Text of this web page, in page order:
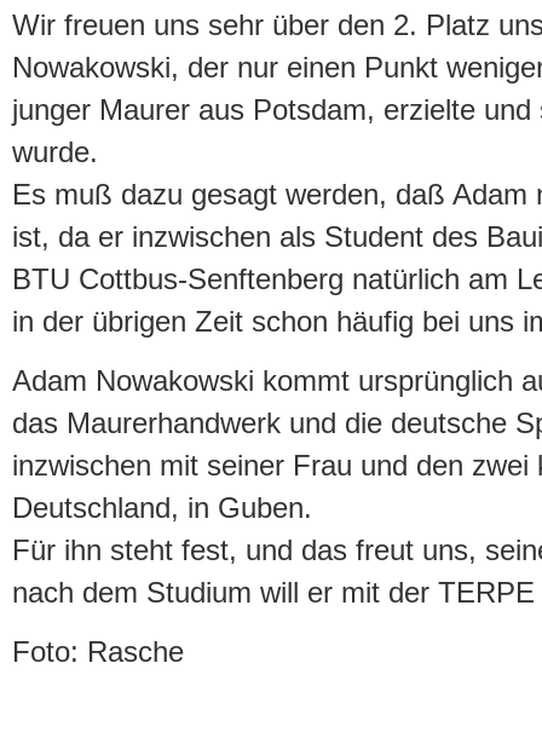
Wir freuen uns sehr über den 2. Platz
Nowakowski, der nur einen Punkt
junger Maurer aus Potsdam, erzielte
wurde.
Es muß dazu gesagt werden, daß Adam
ist, da er inzwischen als Student des
BTU Cottbus-Senftenberg natürlich am
in der übrigen Zeit schon häufig bei uns
Adam Nowakowski kommt ursprünglich
das Maurerhandwerk und die deutsche
inzwischen mit seiner Frau und den zwei
Deutschland, in Guben.
Für ihn steht fest, und das freut uns,
nach dem Studium will er mit der
Foto: Rasche